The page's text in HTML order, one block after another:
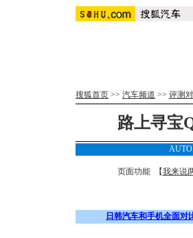
搜狐首页 >> 汽车频道 >> 评测
路上寻宝
页面功能 【我来说
日韩汽车和手机全面对